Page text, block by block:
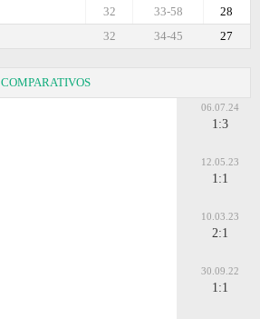
28
33-58
32
27
34-45
32
COMPARATIVOS
06.07.24
1:3
12.05.23
1:1
10.03.23
2:1
30.09.22
1:1